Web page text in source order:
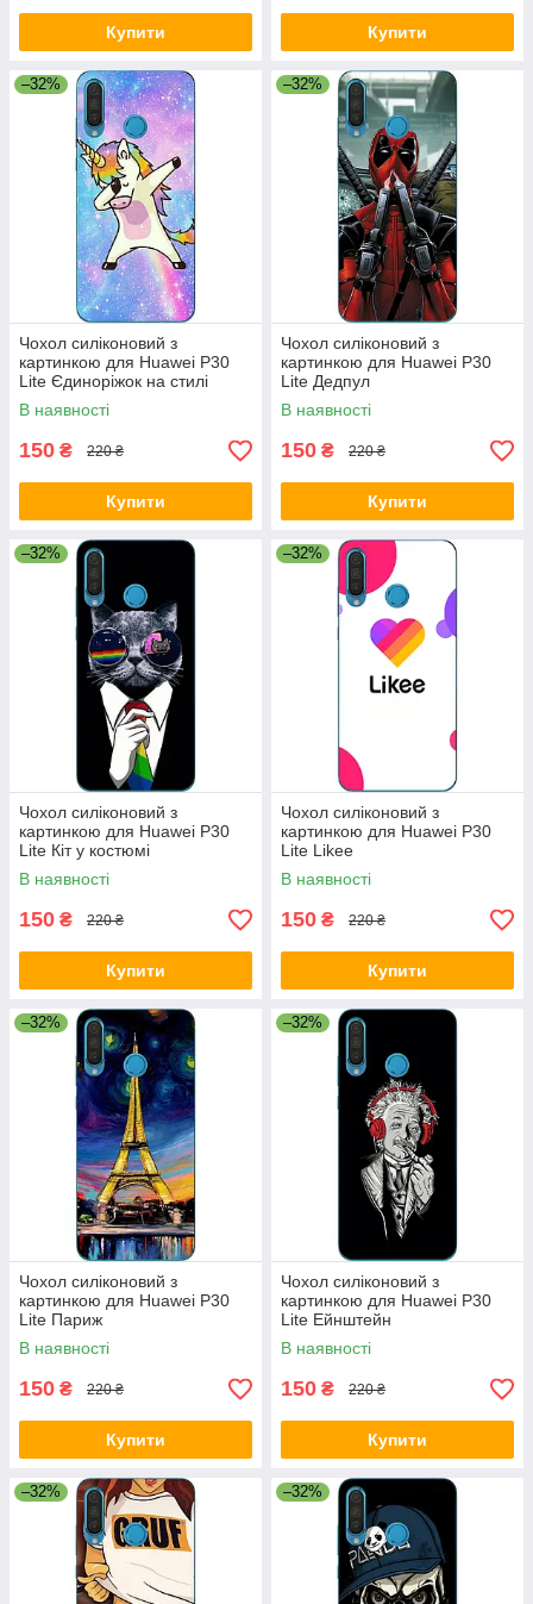
Купити Купити
–32%
Чохол силіконовий з
картинкою для Huawei P30
Lite Єдиноріжок на стилі
В наявності
150 ₴ 220 ₴
Купити
–32%
Чохол силіконовий з
картинкою для Huawei P30
Lite Дедпул
В наявності
150 ₴ 220 ₴
Купити
–32%
Чохол силіконовий з
картинкою для Huawei P30
Lite Кіт у костюмі
В наявності
150 ₴ 220 ₴
Купити
–32%
Чохол силіконовий з
картинкою для Huawei P30
Lite Likee
В наявності
150 ₴ 220 ₴
Купити
–32%
Чохол силіконовий з
картинкою для Huawei P30
Lite Париж
В наявності
150 ₴ 220 ₴
Купити
–32%
Чохол силіконовий з
картинкою для Huawei P30
Lite Ейнштейн
В наявності
150 ₴ 220 ₴
Купити
–32% –32%